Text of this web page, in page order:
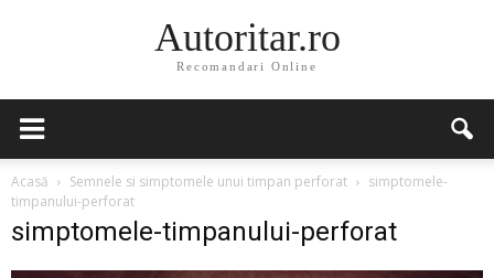
Autoritar.ro
Recomandari Online
Acasă Semnele si simptomele unui timpan perforat
simptomele-
timpanului-perforat
simptomele-timpanului-perforat